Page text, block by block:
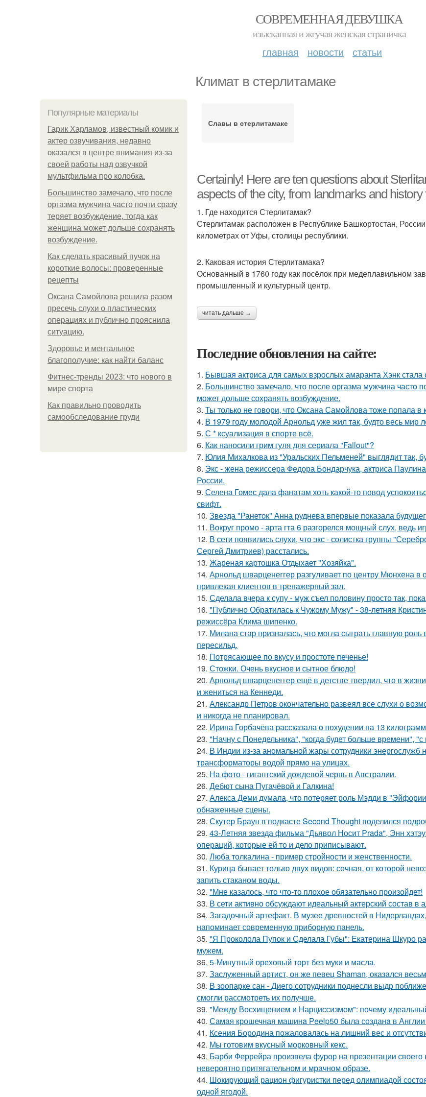
СОВРЕМЕННАЯ ДЕВУШКА
изысканная и жгучая женская страничка
главная новости статьи
Климат в стерлитамаке
Популярные материалы
Гарик Харламов, известный комик и
актер озвучивания, недавно
оказался в центре внимания из-за
своей работы над озвучкой
мультфильма про колобка.
Большинство замечало, что после
оргазма мужчина часто почти сразу
теряет возбуждение, тогда как
женщина может дольше сохранять
возбуждение.
Как сделать красивый пучок на
короткие волосы: проверенные
рецепты
Оксана Самойлова решила разом
пресечь слухи о пластических
операциях и публично прояснила
ситуацию.
Здоровье и ментальное
благополучие: как найти баланс
Фитнес-тренды 2023: что нового в
мире спорта
Как правильно проводить
самообследование груди
Славы в стерлитамаке
Certainly! Here are ten questions about
aspects of the city, from landmarks and
1. Где находится Стерлитамак?
Стерлитамак расположен в Республике Башкортостан,
километрах от Уфы, столицы республики.
2. Каковая история Стерлитамака?
Основанный в 1760 году как посёлок при медеплавильном
промышленный и культурный центр.
читать дальше →
Последние обновления на сайте:
1. Бывшая актриса для самых взрослых амаранта Хэнк стала
2. Большинство замечало, что после оргазма мужчина часто
может дольше сохранять возбуждение.
3. Ты только не говори, что Оксана Самойлова тоже попала в
4. В 1979 году молодой Арнольд уже жил так, будто весь мир
5. С * ксуализация в спорте всё.
6. Как наносили грим гуля для сериала "Fallout"?
7. Юлия Михалкова из "Уральских Пельменей" выглядит так,
8. Экс - жена режиссера Федора Бондарчука, актриса
России.
9. Селена Гомес дала фанатам хоть какой-то повод
свифт.
10. Звезда "Ранеток" Анна руднева впервые показала
11. Вокруг промо - арта гта 6 разгорелся мощный слух, ведь
12. В сети появились слухи, что экс - солистка группы
Сергей Дмитриев) расстались.
13. Жареная картошка Отдыхает "Хозяйка".
14. Арнольд шварценеггер разгуливает по центру Мюнхена в
привлекая клиентов в тренажерный зал.
15. Сделала вчера к супу - муж съел половину просто так,
16. "Публично Обратилась к Чужому Мужу" - 38-летняя
режиссёра Клима шипенко.
17. Милана стар призналась, что могла сыграть главную
пересильд.
18. Потрясающее по вкусу и простоте печенье!
19. Стожки. Очень вкусное и сытное блюдо!
20. Арнольд шварценеггер ещё в детстве твердил, что в
и жениться на Кеннеди.
21. Александр Петров окончательно развеял все слухи о
и никогда не планировал.
22. Ирина Горбачёва рассказала о похудении на 13
23. "Начну с Понедельника", "когда будет больше времени",
24. В Индии из-за аномальной жары сотрудники энергослужб
трансформаторы водой прямо на улицах.
25. На фото - гигантский дождевой червь в Австралии.
26. Дебют сына Пугачёвой и Галкина!
27. Алекса Деми думала, что потеряет роль Мэдди в
обнаженные сцены.
28. Скутер Браун в подкасте Second Thought поделился
29. 43-Летняя звезда фильма "Дьявол Носит Prada", Энн
операций, которые ей то и дело приписывают.
30. Люба толкалина - пример стройности и женственности.
31. Курица бывает только двух видов: сочная, от которой
запить стаканом воды.
32. "Мне казалось, что что-то плохое обязательно произойдет!
33. В сети активно обсуждают идеальный актерский состав
34. Загадочный артефакт. В музее древностей в
напоминает современную приборную панель.
35. "Я Проколола Пупок и Сделала Губы": Екатерина Шкуро
мужем.
36. 5-Минутный ореховый торт без муки и масла.
37. Заслуженный артист, он же певец Shaman, оказался
38. В зоопарке сан - Диего сотрудники поднесли выдр
смогли рассмотреть их получше.
39. "Между Восхищением и Нарциссизмом": почему
40. Самая крошечная машинa Peelp50 была созданa в Англии
41. Ксения Бородина пожаловалась на лишний вес и
42. Мы готовим вкусный морковный кекс.
43. Барби Феррейра произвела фурор на презентации
невероятно притягательном и мрачном образе.
44. Шокирующий рацион фигуристки перед олимпиадой
одной ягодой.